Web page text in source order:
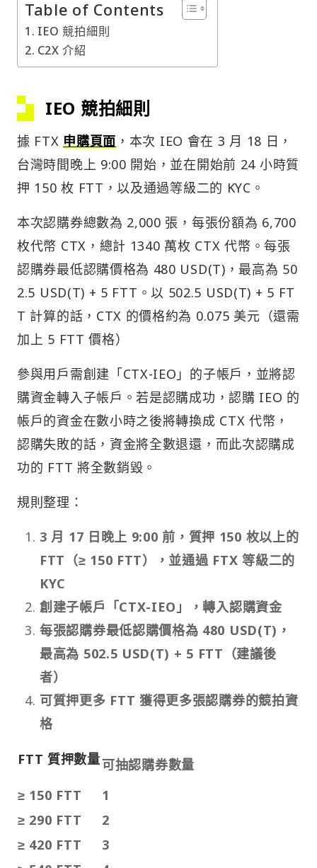
Table of Contents
IEO 競拍細則
C2X 介紹
IEO 競拍細則
據 FTX申購頁面 ，本次 IEO 會在 3 月 18 日，
台灣時間晚上 9:00 開始，並在開始前 24 小時質
押 150 枚 FTT，以及通過等級二的 KYC。
本次認購券總數為 2,000 張，每張份額為 6,700
枚代幣 CTX，總計 1340 萬枚 CTX 代幣。每張
認購券最低認購價格為 480 USD(T)，最高為 50
2.5 USD(T) + 5 FTT。以 502.5 USD(T) + 5 FT
T 計算的話，CTX 的價格約為 0.075 美元（還需
加上 5 FTT 價格）
參與用戶需創建「CTX-IEO」的子帳戶，並將認
購資金轉入子帳戶。若是認購成功，認購 IEO 的
帳戶的資金在數小時之後將轉換成 CTX 代幣，
認購失敗的話，資金將全數退還，而此次認購成
功的 FTT 將全數銷毀。
規則整理：
3 月 17 日晚上 9:00 前，質押 150 枚以上的
FTT（≥ 150 FTT），並通過 FTX 等級二的
KYC
創建子帳戶「CTX-IEO」，轉入認購資金
每張認購券最低認購價格為 480 USD(T)，
最高為 502.5 USD(T) + 5 FTT（建議後
者）
可質押更多 FTT 獲得更多張認購券的競拍資
格
FTT 質押數量可抽認購券數量
≥ 150 FTT
1
≥ 290 FTT
2
≥ 420 FTT
3